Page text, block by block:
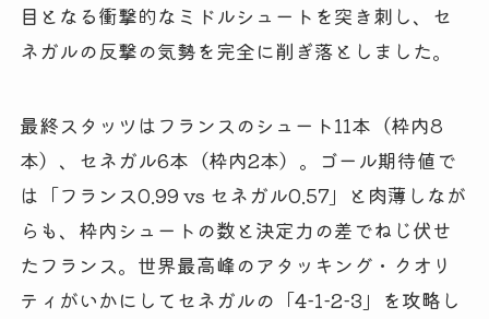
目となる衝撃的なミドルシュートを突き刺し、セ
ネガルの反撃の気勢を完全に削ぎ落としました。
最終スタッツはフランスのシュート11本（枠内8
本）、セネガル6本（枠内2本）。ゴール期待値で
は「フランス0.99 vs セネガル0.57」と肉薄しなが
らも、枠内シュートの数と決定力の差でねじ伏せ
たフランス。世界最高峰のアタッキング・クオリ
ティがいかにしてセネガルの「4-1-2-3」を攻略し